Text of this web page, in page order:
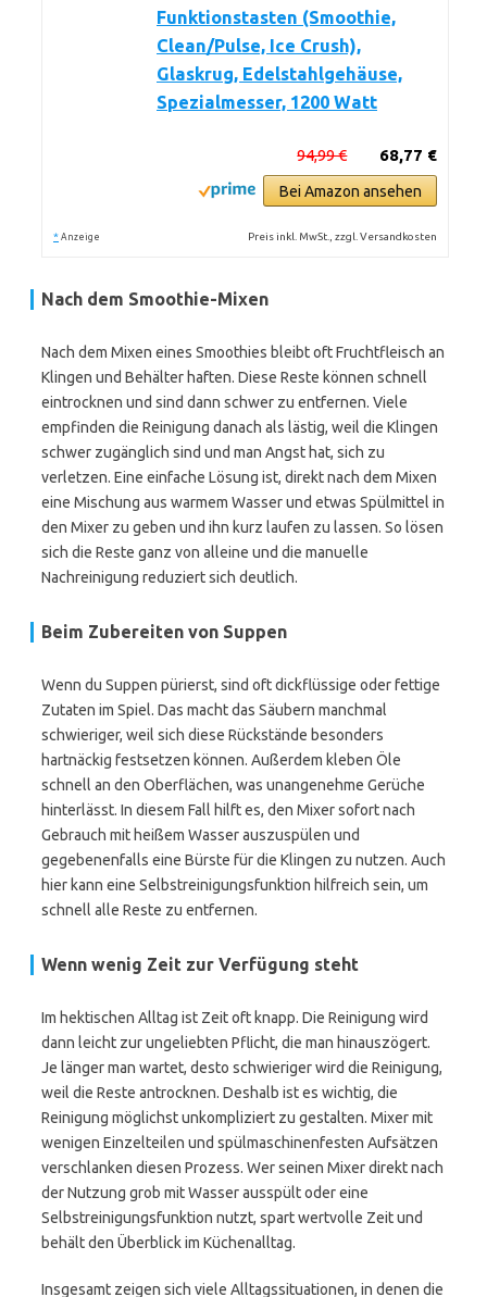
Funktionstasten (Smoothie,
Clean/Pulse, Ice Crush),
Glaskrug, Edelstahlgehäuse,
Spezialmesser, 1200 Watt
68,77 €
94,99 €
Bei Amazon ansehen
* Anzeige Preis inkl. MwSt., zzgl. Versandkosten
Nach dem Smoothie-Mixen
Nach dem Mixen eines Smoothies bleibt oft Fruchtfleisch an
Klingen und Behälter haften. Diese Reste können schnell
eintrocknen und sind dann schwer zu entfernen. Viele
empfinden die Reinigung danach als lästig, weil die Klingen
schwer zugänglich sind und man Angst hat, sich zu
verletzen. Eine einfache Lösung ist, direkt nach dem Mixen
eine Mischung aus warmem Wasser und etwas Spülmittel in
den Mixer zu geben und ihn kurz laufen zu lassen. So lösen
sich die Reste ganz von alleine und die manuelle
Nachreinigung reduziert sich deutlich.
Beim Zubereiten von Suppen
Wenn du Suppen pürierst, sind oft dickflüssige oder fettige
Zutaten im Spiel. Das macht das Säubern manchmal
schwieriger, weil sich diese Rückstände besonders
hartnäckig festsetzen können. Außerdem kleben Öle
schnell an den Oberflächen, was unangenehme Gerüche
hinterlässt. In diesem Fall hilft es, den Mixer sofort nach
Gebrauch mit heißem Wasser auszuspülen und
gegebenenfalls eine Bürste für die Klingen zu nutzen. Auch
hier kann eine Selbstreinigungsfunktion hilfreich sein, um
schnell alle Reste zu entfernen.
Wenn wenig Zeit zur Verfügung steht
Im hektischen Alltag ist Zeit oft knapp. Die Reinigung wird
dann leicht zur ungeliebten Pflicht, die man hinauszögert.
Je länger man wartet, desto schwieriger wird die Reinigung,
weil die Reste antrocknen. Deshalb ist es wichtig, die
Reinigung möglichst unkompliziert zu gestalten. Mixer mit
wenigen Einzelteilen und spülmaschinenfesten Aufsätzen
verschlanken diesen Prozess. Wer seinen Mixer direkt nach
der Nutzung grob mit Wasser ausspült oder eine
Selbstreinigungsfunktion nutzt, spart wertvolle Zeit und
behält den Überblick im Küchenalltag.
Insgesamt zeigen sich viele Alltagssituationen, in denen die